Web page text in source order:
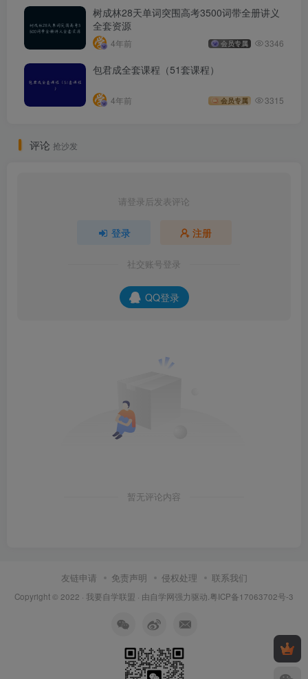
树成林28天单词突围高考3500词带全册讲义
全套资源
4年前 会员专属 3346
包君成全套课程（51套课程）
4年前 会员专属 3315
评论 抢沙发
请登录后发表评论
登录 注册
社交账号登录
QQ登录
暂无评论内容
友链申请 免责声明 侵权处理 联系我们
Copyright © 2022 · 我要自学联盟 · 由自学网强力驱动. 粤ICP备17063702号-3